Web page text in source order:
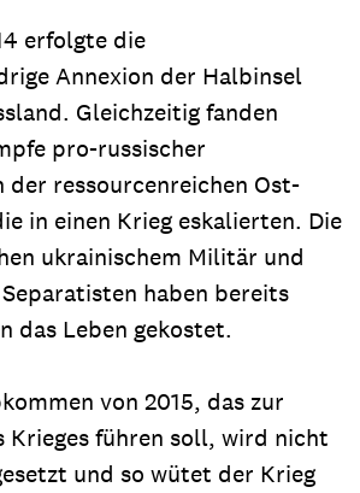
erfolgte die
Annexion der Halbinsel
Gleichzeitig fanden
pro-russischer
ressourcenreichen Ost-
in einen Krieg eskalierten. Die
ukrainischem Militär und
haben bereits
das Leben gekostet.
von 2015, das zur
Krieges führen soll, wird nicht
und so wütet der Krieg